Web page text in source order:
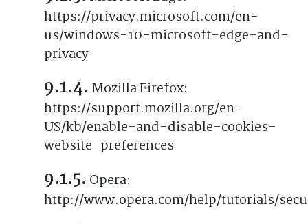
https://privacy.microsoft.com/en-
us/windows-10-microsoft-edge-and-
privacy
Mozilla Firefox:
https://support.mozilla.org/en-
US/kb/enable-and-disable-cookies-
website-preferences
Opera:
http://www.opera.com/help/tutorials/